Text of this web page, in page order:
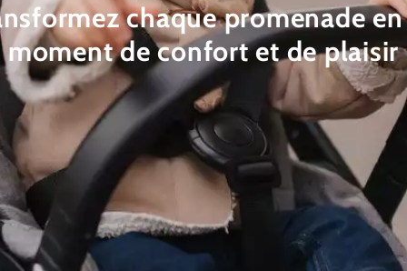
chaque promenade
moment de confort et de plaisir